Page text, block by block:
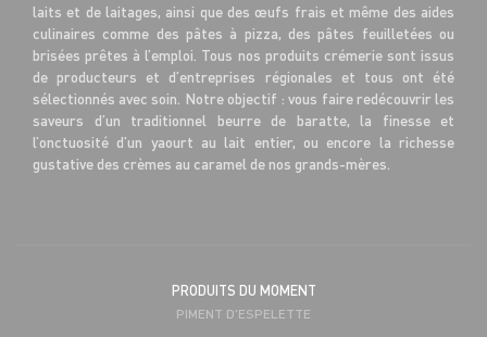
laits et de laitages, ainsi que des œufs frais et même des aides
culinaires comme des pâtes à pizza, des pâtes feuilletées ou
brisées prêtes à l’emploi. Tous nos produits crémerie sont issus
de producteurs et d’entreprises régionales et tous ont été
sélectionnés avec soin. Notre objectif : vous faire redécouvrir les
saveurs d’un traditionnel beurre de baratte, la finesse et
l’onctuosité d’un yaourt au lait entier, ou encore la richesse
gustative des crèmes au caramel de nos grands-mères.
PRODUITS DU MOMENT
PIMENT D'ESPELETTE